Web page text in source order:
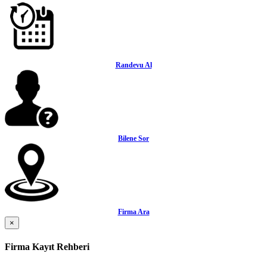
Randevu Al
Bilene Sor
Firma Ara
×
Firma Kayıt Rehberi